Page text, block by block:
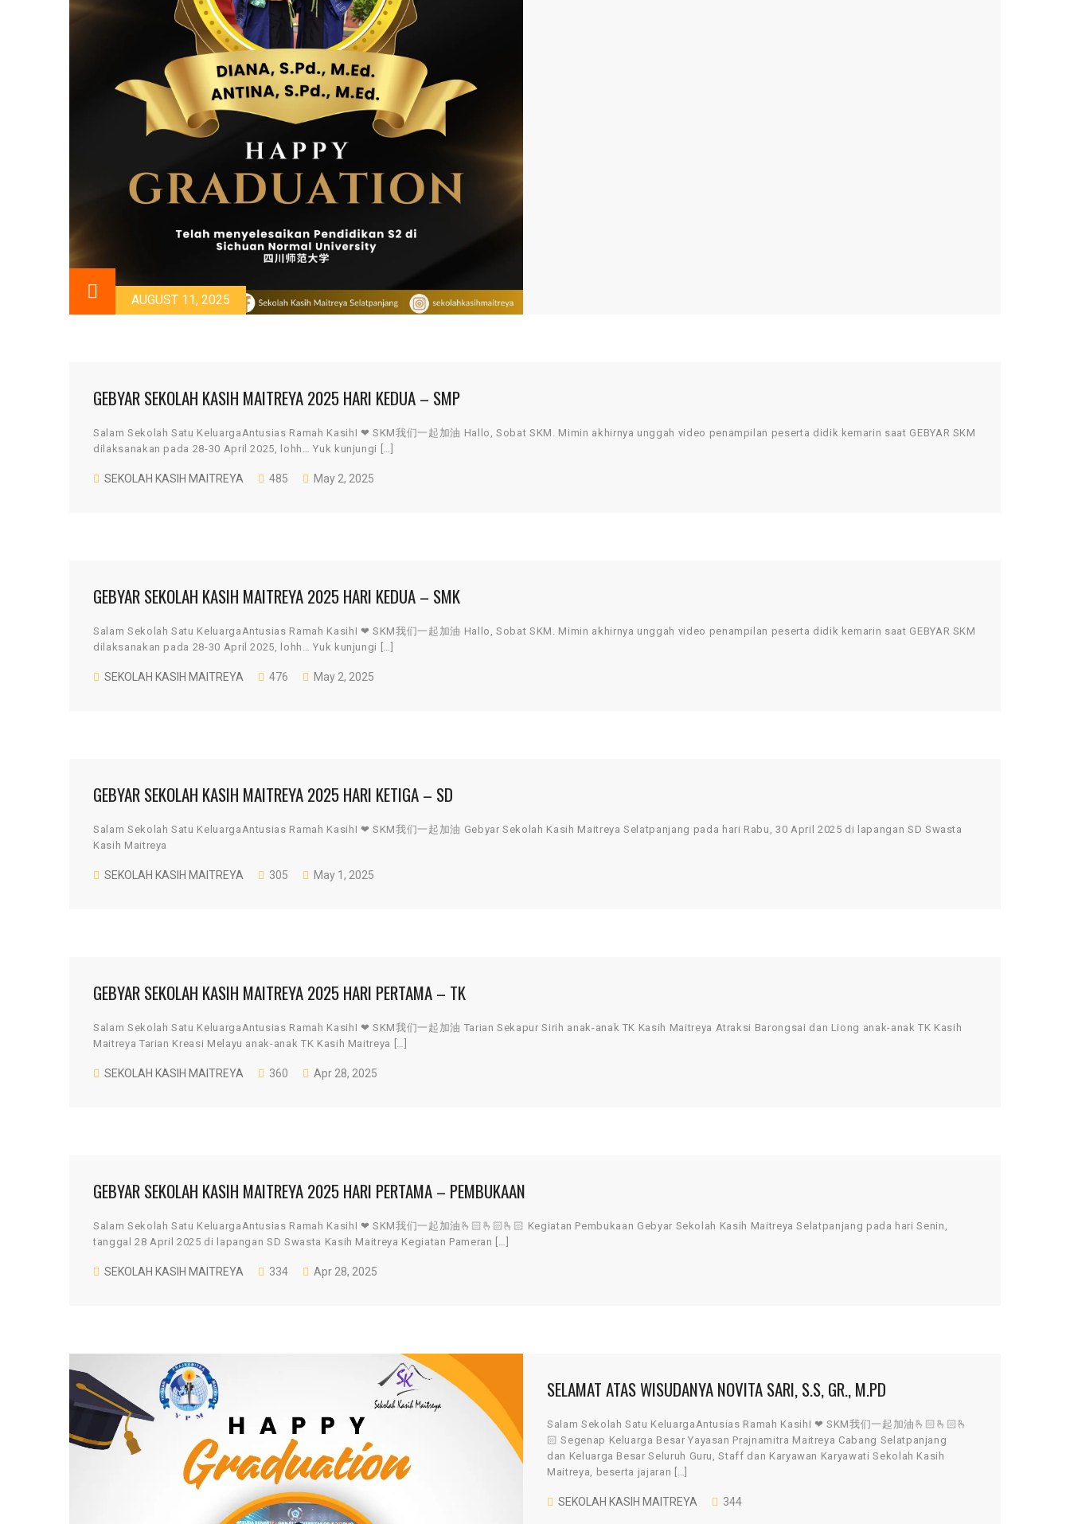
AUGUST 11, 2025
GEBYAR SEKOLAH KASIH MAITREYA 2025 HARI KEDUA – SMP
Salam Sekolah Satu KeluargaAntusias Ramah KasihI ❤ SKM我们一起加油 Hallo, Sobat SKM. Mimin akhirnya unggah video penampilan peserta didik kemarin saat GEBYAR SKM
dilaksanakan pada 28-30 April 2025, lohh… Yuk kunjungi […]
SEKOLAH KASIH MAITREYA 485 May 2, 2025
GEBYAR SEKOLAH KASIH MAITREYA 2025 HARI KEDUA – SMK
Salam Sekolah Satu KeluargaAntusias Ramah KasihI ❤ SKM我们一起加油 Hallo, Sobat SKM. Mimin akhirnya unggah video penampilan peserta didik kemarin saat GEBYAR SKM
dilaksanakan pada 28-30 April 2025, lohh… Yuk kunjungi […]
SEKOLAH KASIH MAITREYA 476 May 2, 2025
GEBYAR SEKOLAH KASIH MAITREYA 2025 HARI KETIGA – SD
Salam Sekolah Satu KeluargaAntusias Ramah KasihI ❤ SKM我们一起加油 Gebyar Sekolah Kasih Maitreya Selatpanjang pada hari Rabu, 30 April 2025 di lapangan SD Swasta
Kasih Maitreya
SEKOLAH KASIH MAITREYA 305 May 1, 2025
GEBYAR SEKOLAH KASIH MAITREYA 2025 HARI PERTAMA – TK
Salam Sekolah Satu KeluargaAntusias Ramah KasihI ❤ SKM我们一起加油 Tarian Sekapur Sirih anak-anak TK Kasih Maitreya Atraksi Barongsai dan Liong anak-anak TK Kasih
Maitreya Tarian Kreasi Melayu anak-anak TK Kasih Maitreya […]
SEKOLAH KASIH MAITREYA 360 Apr 28, 2025
GEBYAR SEKOLAH KASIH MAITREYA 2025 HARI PERTAMA – PEMBUKAAN
Salam Sekolah Satu KeluargaAntusias Ramah KasihI ❤ SKM我们一起加油🫰🏻🫰🏻🫰🏻 Kegiatan Pembukaan Gebyar Sekolah Kasih Maitreya Selatpanjang pada hari Senin,
tanggal 28 April 2025 di lapangan SD Swasta Kasih Maitreya Kegiatan Pameran […]
SEKOLAH KASIH MAITREYA 334 Apr 28, 2025
SELAMAT ATAS WISUDANYA NOVITA SARI, S.S, GR., M.PD
Salam Sekolah Satu KeluargaAntusias Ramah KasihI ❤ SKM我们一起加油🫰🏻🫰🏻🫰
🏻 Segenap Keluarga Besar Yayasan Prajnamitra Maitreya Cabang Selatpanjang
dan Keluarga Besar Seluruh Guru, Staff dan Karyawan Karyawati Sekolah Kasih
Maitreya, beserta jajaran […]
SEKOLAH KASIH MAITREYA 344